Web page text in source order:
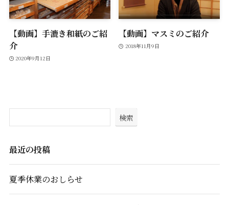
【動画】手漉き和紙のご紹
介
2020年9月12日
【動画】マスミのご紹介
2018年11月9日
検索
最近の投稿
夏季休業のおしらせ